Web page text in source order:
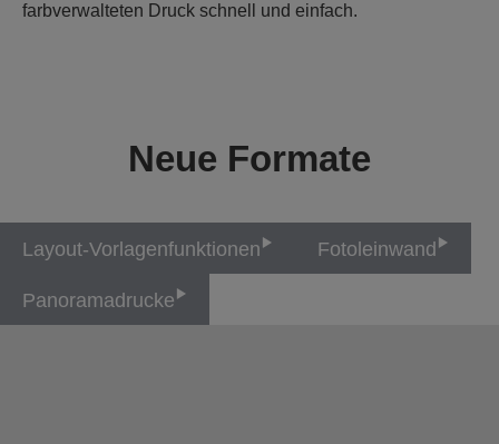
farbverwalteten Druck schnell und einfach.
Neue Formate
Layout-Vorlagenfunktionen Fotoleinwand
Panoramadrucke